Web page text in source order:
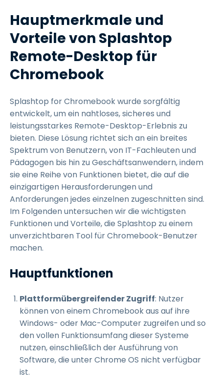
Hauptmerkmale und
Vorteile von Splashtop
Remote-Desktop für
Chromebook
Splashtop for Chromebook wurde sorgfältig
entwickelt, um ein nahtloses, sicheres und
leistungsstarkes Remote-Desktop-Erlebnis zu
bieten. Diese Lösung richtet sich an ein breites
Spektrum von Benutzern, von IT-Fachleuten und
Pädagogen bis hin zu Geschäftsanwendern, indem
sie eine Reihe von Funktionen bietet, die auf die
einzigartigen Herausforderungen und
Anforderungen jedes einzelnen zugeschnitten sind.
Im Folgenden untersuchen wir die wichtigsten
Funktionen und Vorteile, die Splashtop zu einem
unverzichtbaren Tool für Chromebook-Benutzer
machen.
Hauptfunktionen
Plattformübergreifender Zugriff: Nutzer
können von einem Chromebook aus auf ihre
Windows- oder Mac-Computer zugreifen und so
den vollen Funktionsumfang dieser Systeme
nutzen, einschließlich der Ausführung von
Software, die unter Chrome OS nicht verfügbar
ist.